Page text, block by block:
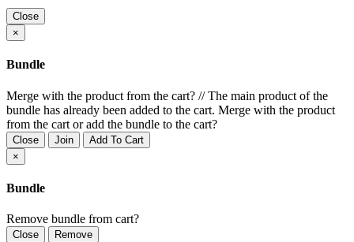
Close
×
Bundle
Merge with the product from the cart? //The main product of the
bundle has already been added to the cart. Merge with the product
from the cart or add the bundle to the cart?
Close Join
Add To Cart
×
Bundle
Remove bundle from cart?
Close Remove